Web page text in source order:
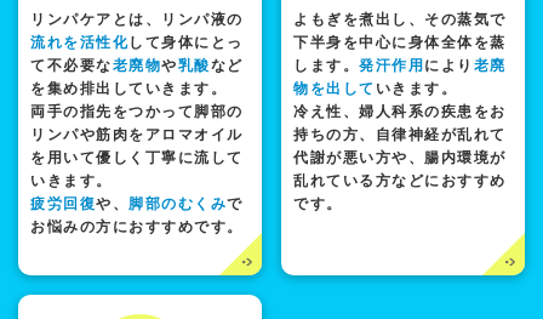
リンパケアとは、リンパ液の
流れを活性化して身体にとっ
て不必要な老廃物や乳酸など
を集め排出していきます。
両手の指先をつかって脚部の
リンパや筋肉をアロマオイル
を用いて優しく丁寧に流して
いきます。
疲労回復や、 脚部のむくみで
お悩みの方におすすめです。
よもぎを煮出し、その蒸気で
下半身を中心に身体全体を蒸
します。 発汗作用 により 老廃
物を出して いきます。
冷え性、婦人科系の疾患をお
持ちの方、自律神経が乱れて
代謝が悪い方や、腸内環境が
乱れている方などにおすすめ
です。